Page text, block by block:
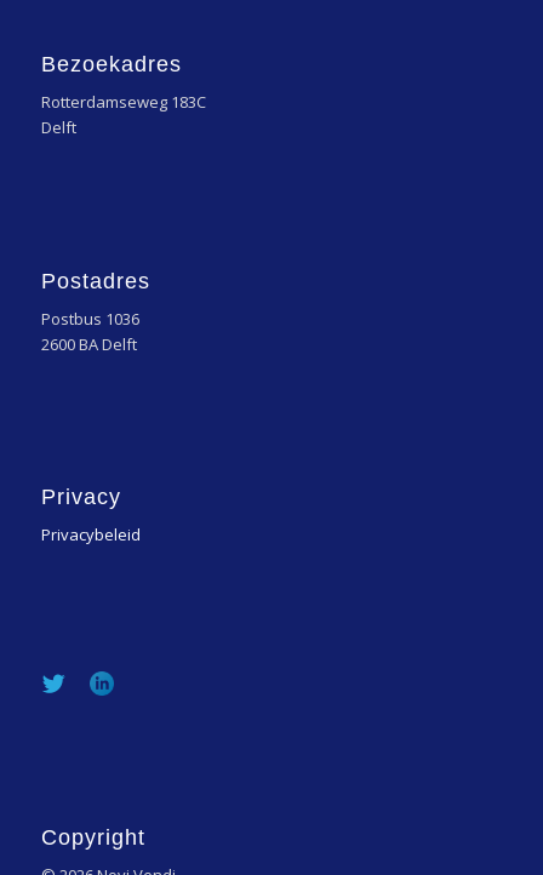
Bezoekadres
Rotterdamseweg 183C
Delft
Postadres
Postbus 1036
2600 BA Delft
Privacy
Privacybeleid
Copyright